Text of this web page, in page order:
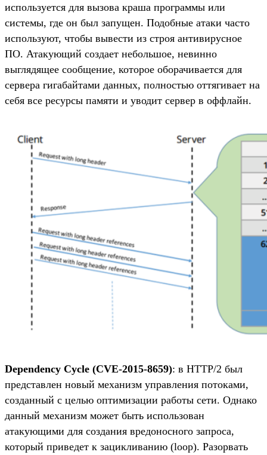
используется для вызова краша программы или
системы, где он был запущен. Подобные атаки часто
используют, чтобы вывести из строя антивирусное
ПО. Атакующий создает небольшое, невинно
выглядящее сообщение, которое оборачивается для
сервера гигабайтами данных, полностью оттягивает на
себя все ресурсы памяти и уводит сервер в оффлайн.
Dependency Cycle (CVE-2015-8659): в HTTP/2 был
представлен новый механизм управления потоками,
созданный с целью оптимизации работы сети. Однако
данный механизм может быть использован
атакующими для создания вредоносного запроса,
который приведет к зацикливанию (loop). Разорвать